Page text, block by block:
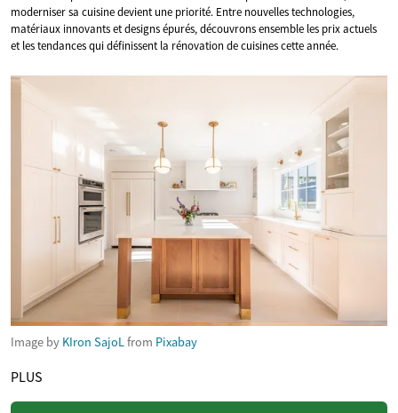
moderniser sa cuisine devient une priorité. Entre nouvelles technologies,
matériaux innovants et designs épurés, découvrons ensemble les prix actuels
et les tendances qui définissent la rénovation de cuisines cette année.
Image by KIron SajoLfrom Pixabay
PLUS